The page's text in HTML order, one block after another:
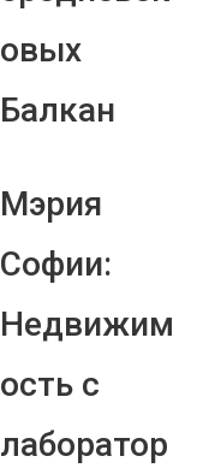
овых
Балкан
Мэрия
Софии:
Недвижим
ость с
лаборатор